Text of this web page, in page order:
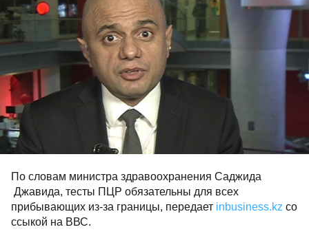
По словам министра здравоохранения Саджида
Джавида, тесты ПЦР обязательны для всех
прибывающих из-за границы, передает inbusiness.kz со
ссыкой на ВВС.